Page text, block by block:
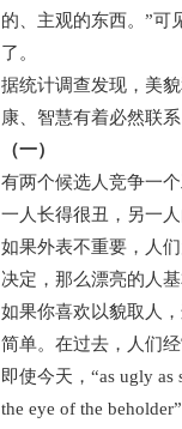
的、主观的东西。”可
了。
据统计调查发现，美
康、智慧有着必然联
（一）
有两个候选人竞争一
一人长得很丑，另一
如果外表不重要，人
决定，那么漂亮的人
如果你喜欢以貌取人
简单。在过去，人们
即使今天，“as ugly
the eye of the